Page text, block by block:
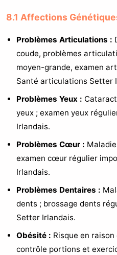
8.1 Affections
Problèmes Articulations :
coude, problèmes
moyen-grande, examen
Santé articulations Setter
Problèmes Yeux :
yeux ; examen yeux
Irlandais.
Problèmes Cœur :
examen cœur régulier
Irlandais.
Problèmes Dentaires :
dents ; brossage dents
Setter Irlandais.
Obésité : Risque en
contrôle portions et